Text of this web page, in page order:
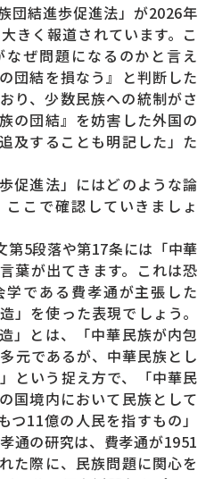
団結進歩促進法」が2026年
きく報道されています。こ
ぜ問題になるのかと言え
団結を損なう』と判断した
り、少数民族への統制がさ
の団結』を妨害した外国の
及することも明記した」た
促進法」にはどのような論
こで確認していきましょ
5段落や第17条には「中華
葉が出てきます。これは恐
である費孝通が主張した
」を使った表現でしょう。
」とは、「中華民族が内包
元であるが、中華民族とし
という捉え方で、「中華民
国境内において民族として
つ11億の人民を指すもの」
通の研究は、費孝通が1951
た際に、民族問題に関心を